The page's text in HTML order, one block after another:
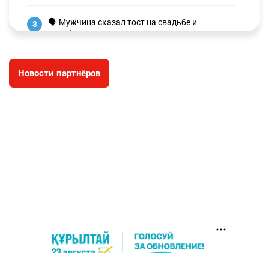
3
🗣 Мужчина сказал тост на свадьбе и
заработал уголовное дело
🐏 Скота больше, а мясо дороже. Почему в
Казахстане продолжают расти цены на
2779 2
Новости партнёров